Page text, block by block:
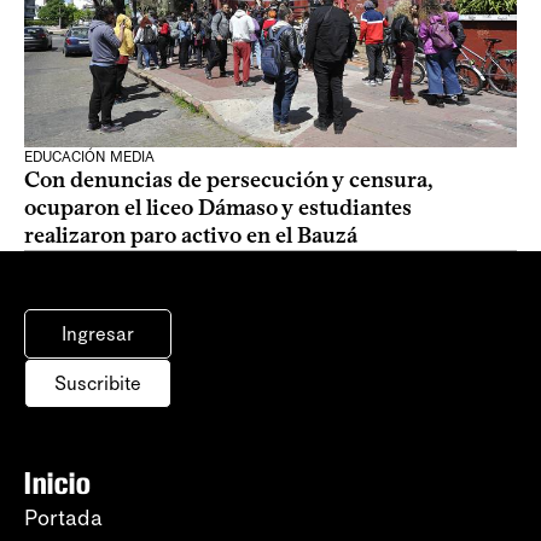
EDUCACIÓN MEDIA
Con denuncias de persecución y censura,
ocuparon el liceo Dámaso y estudiantes
realizaron paro activo en el Bauzá
Ingresar
Suscribite
Inicio
Portada